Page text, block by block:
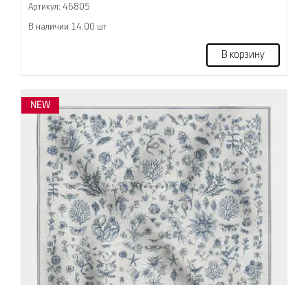
Артикул: 46805
В наличии 14.00 шт
В корзину
NEW